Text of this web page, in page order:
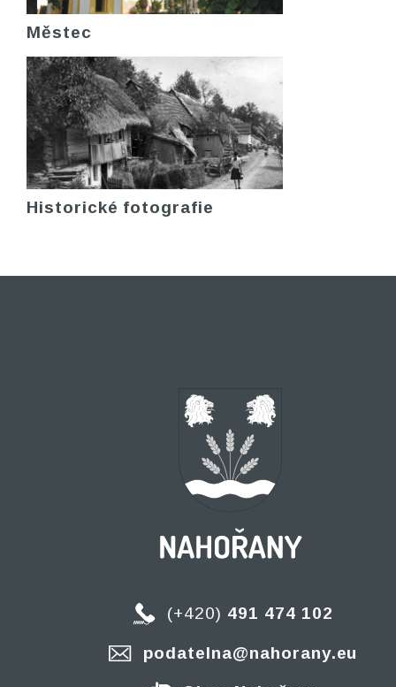
Městec
Historické fotografie
(+420) 491 474 102
podatelna@nahorany.eu